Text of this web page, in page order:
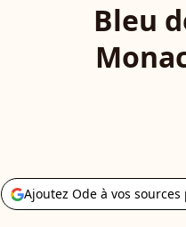
Bleu
Ajoutez Ode à vos sources